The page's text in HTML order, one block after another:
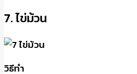
7. ไข่ม้วน
วิธีทำ